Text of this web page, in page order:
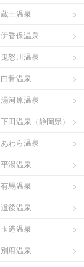
蔵王温泉
伊香保温泉
鬼怒川温泉
白骨温泉
湯河原温泉
下田温泉（静岡県）
あわら温泉
平湯温泉
有馬温泉
道後温泉
玉造温泉
別府温泉